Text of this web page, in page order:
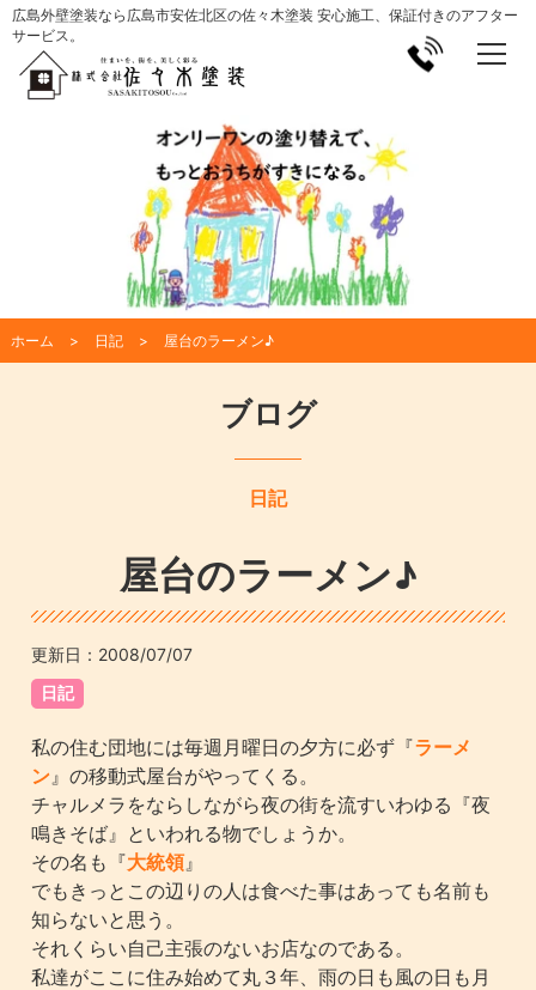
広島外壁塗装なら広島市安佐北区の佐々木塗装 安心施工、保証付きのアフター
サービス。
ホーム 日記 屋台のラーメン♪
ブログ
日記
屋台のラーメン♪
更新日： 2008/07/07
日記
私の住む団地には毎週月曜日の夕方に必ず『ラーメ
ン 』の移動式屋台がやってくる。
チャルメラをならしながら夜の街を流すいわゆる『夜
鳴きそば』といわれる物でしょうか。
その名も『大統領』
でもきっとこの辺りの人は食べた事はあっても名前も
知らないと思う。
それくらい自己主張のないお店なのである。
私達がここに住み始めて丸３年、雨の日も風の日も月